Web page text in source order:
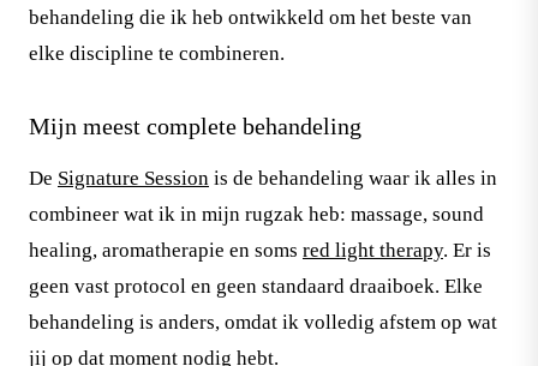
behandeling die ik heb ontwikkeld om het beste van
elke discipline te combineren.
Mijn meest complete behandeling
De Signature Session is de behandeling waar ik alles in
combineer wat ik in mijn rugzak heb: massage, sound
healing, aromatherapie en soms red light therapy. Er is
geen vast protocol en geen standaard draaiboek. Elke
behandeling is anders, omdat ik volledig afstem op wat
jij op dat moment nodig hebt.